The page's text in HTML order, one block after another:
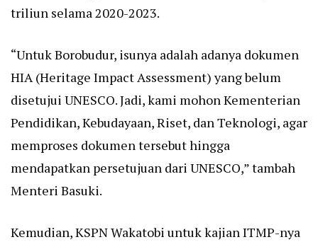
triliun selama 2020-2023.
“Untuk Borobudur, isunya adalah adanya dokumen
HIA (Heritage Impact Assessment) yang belum
disetujui UNESCO. Jadi, kami mohon Kementerian
Pendidikan, Kebudayaan, Riset, dan Teknologi, agar
memproses dokumen tersebut hingga
mendapatkan persetujuan dari UNESCO,” tambah
Menteri Basuki.
Kemudian, KSPN Wakatobi untuk kajian ITMP-nya